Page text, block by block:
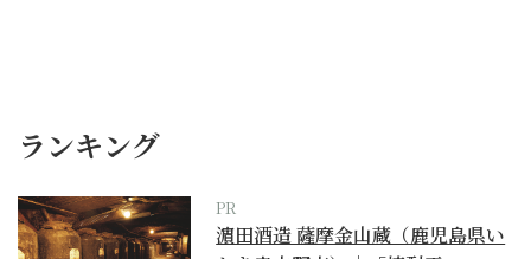
ランキング
PR
濵田酒造 薩摩金山蔵（鹿児島県い